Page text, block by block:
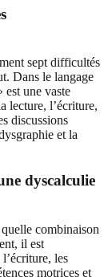
sept difficultés
Dans le langage
une vaste
lecture, l’écriture,
discussions
et la
dyscalculie
combinaison
il est
les
motrices et